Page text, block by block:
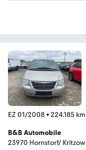
EZ 01/2008• 224.185 km
B&B Automobile
23970 Hornstorf/ Kritzow